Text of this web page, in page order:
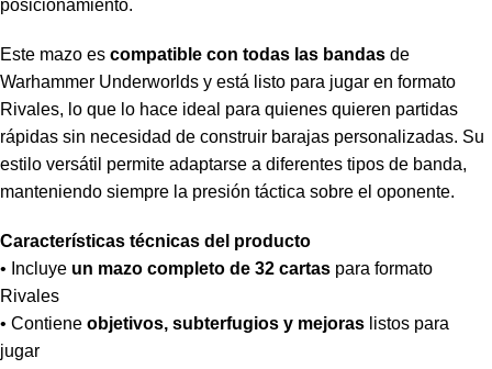
posicionamiento.
Este mazo es compatible con todas las bandas de
Warhammer Underworlds y está listo para jugar en formato
Rivales, lo que lo hace ideal para quienes quieren partidas
rápidas sin necesidad de construir barajas personalizadas. Su
estilo versátil permite adaptarse a diferentes tipos de banda,
manteniendo siempre la presión táctica sobre el oponente.
Características técnicas del producto
• Incluye un mazo completo de 32 cartas para formato
Rivales
• Contiene objetivos, subterfugios y mejoras listos para
jugar